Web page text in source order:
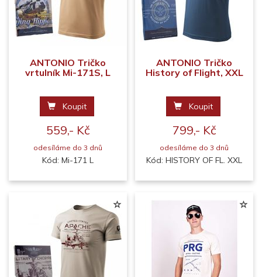
ANTONIO Tričko
vrtulník Mi-171S, L
Koupit
559,- Kč
odesíláme do 3 dnů
Kód: Mi-171 L
ANTONIO Tričko
History of Flight, XXL
Koupit
799,- Kč
odesíláme do 3 dnů
Kód: HISTORY OF FL. XXL